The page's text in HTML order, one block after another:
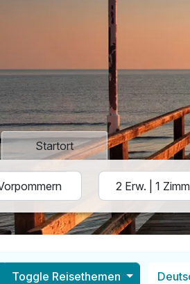
Startort
Toggle Reisethemen